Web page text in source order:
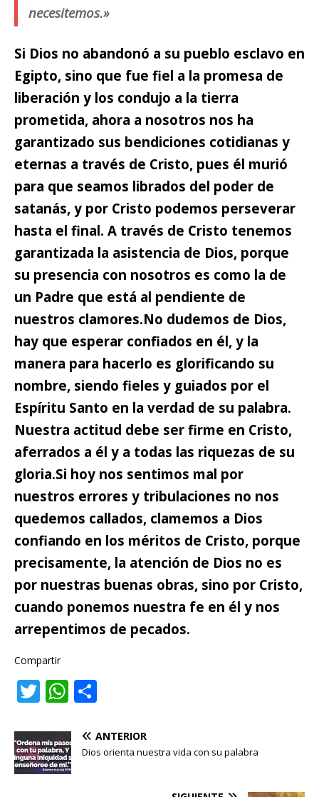
necesitemos.»
Si Dios no abandonó a su pueblo esclavo en
Egipto, sino que fue fiel a la promesa de
liberación y los condujo a la tierra
prometida, ahora a nosotros nos ha
garantizado sus bendiciones cotidianas y
eternas a través de Cristo, pues él murió
para que seamos librados del poder de
satanás, y por Cristo podemos perseverar
hasta el final. A través de Cristo tenemos
garantizada la asistencia de Dios, porque
su presencia con nosotros es como la de
un Padre que está al pendiente de
nuestros clamores.No dudemos de Dios,
hay que esperar confiados en él, y la
manera para hacerlo es glorificando su
nombre, siendo fieles y guiados por el
Espíritu Santo en la verdad de su palabra.
Nuestra actitud debe ser firme en Cristo,
aferrados a él y a todas las riquezas de su
gloria.Si hoy nos sentimos mal por
nuestros errores y tribulaciones no nos
quedemos callados, clamemos a Dios
confiando en los méritos de Cristo, porque
precisamente, la atención de Dios no es
por nuestras buenas obras, sino por Cristo,
cuando ponemos nuestra fe en él y nos
arrepentimos de pecados.
Compartir
T
it
te
r
W
at
s
A
m
p
ANTERIOR
Dios orienta nuestra vida con su palabra